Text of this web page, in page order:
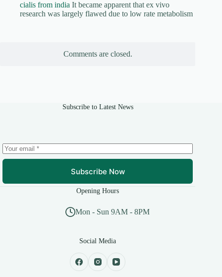
cialis from india It became apparent that ex vivo
research was largely flawed due to low rate metabolism
Comments are closed.
Subscribe to Latest News
Subscribe Now
Opening Hours
Mon - Sun 9AM - 8PM
Social Media